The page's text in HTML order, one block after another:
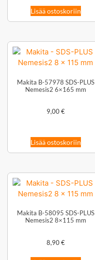
Lisää ostoskoriin
Makita B-57978 SDS-PLUS
Nemesis2 6×165 mm
9,00€
Lisää ostoskoriin
Makita B-58095 SDS-PLUS
Nemesis2 8×115 mm
8,90€